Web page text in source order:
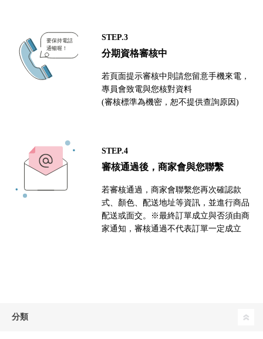
STEP.3
分期資格審核中
若頁面提示審核中則請您留意手機來電，
專員會致電與您核對資料
(審核標準為機密，恕不提供查詢原因)
STEP.4
審核通過後，商家會與您聯繫
若審核通過，商家會聯繫您再次確認款
式、顏色、配送地址等資訊，並進行商品
配送或面交。※最終訂單成立與否須由商
家通知，審核通過不代表訂單一定成立
分類